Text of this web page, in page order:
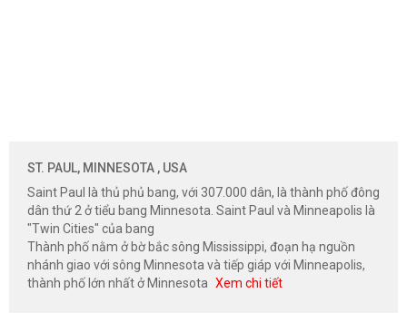
ST. PAUL, MINNESOTA , USA
Saint Paul là thủ phủ bang, với 307.000 dân, là thành phố đông
dân thứ 2 ở tiểu bang Minnesota. Saint Paul và Minneapolis là
"Twin Cities" của bang
Thành phố nằm ở bờ bắc sông Mississippi, đoạn hạ nguồn
nhánh giao với sông Minnesota và tiếp giáp với Minneapolis,
thành phố lớn nhất ở Minnesota Xem chi tiết